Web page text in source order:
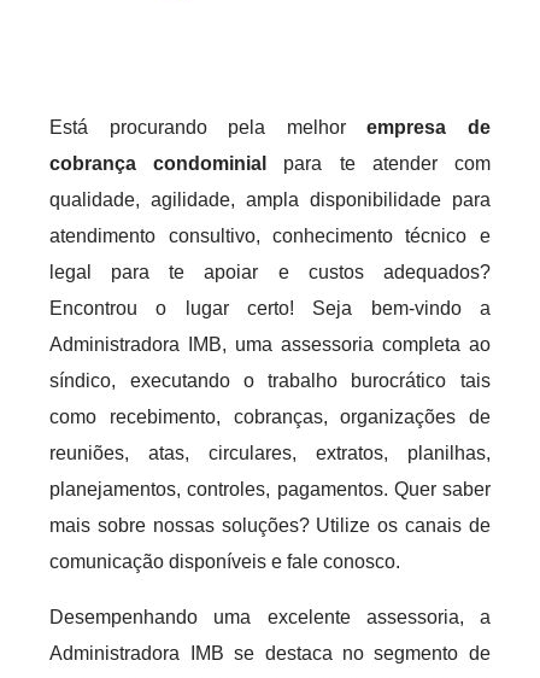
Está procurando pela melhorempresa de
cobrança condominial
para te atender com
qualidade, agilidade, ampla disponibilidade para
atendimento consultivo, conhecimento técnico e
legal para te apoiar e custos adequados?
Encontrou o lugar certo! Seja bem-vindo a
Administradora IMB, uma assessoria completa ao
síndico, executando o trabalho burocrático tais
como recebimento, cobranças, organizações de
reuniões, atas, circulares, extratos, planilhas,
planejamentos, controles, pagamentos. Quer saber
mais sobre nossas soluções? Utilize os canais de
comunicação disponíveis e fale conosco.
Desempenhando uma excelente assessoria, a
Administradora IMB se destaca no segmento de